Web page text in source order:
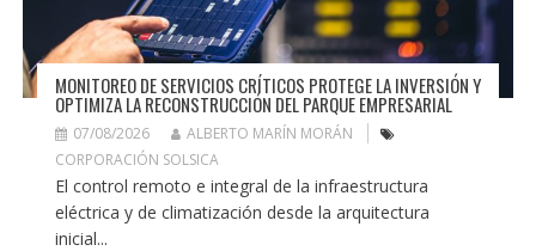
MONITOREO DE SERVICIOS CRÍTICOS PROTEGE LA INVERSIÓN Y
OPTIMIZA LA RECONSTRUCCIÓN DEL PARQUE EMPRESARIAL
07/08/2026
ALBERTO MARÍN MORÁN
CORPORACIÓN SOLSICA
El control remoto e integral de la infraestructura
eléctrica y de climatización desde la arquitectura
inicial...